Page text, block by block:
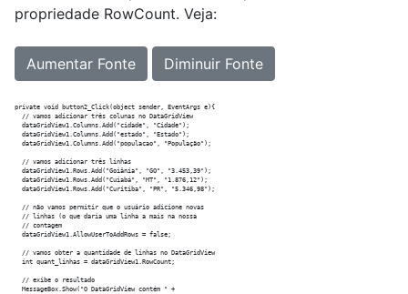
propriedade RowCount. Veja:
Aumentar Fonte Diminuir Fonte
private void button2_Click(object sender, EventArgs e){
  // vamos adicionar três colunas no DataGridView
  dataGridView1.Columns.Add("cidade", "Cidade");
  dataGridView1.Columns.Add("estado", "Estado");
  dataGridView1.Columns.Add("populacao", "População");
  // vamos adicionar três linhas
  dataGridView1.Rows.Add("Goiânia", "GO", "3.453,39");
  dataGridView1.Rows.Add("Cuiabá", "MT", "1.876,12");
  dataGridView1.Rows.Add("Curitiba", "PR", "5.346,98");
  // não vamos permitir que o usuário adicione novas
  // linhas (o que daria uma linha a mais na nossa
  // contagem
  dataGridView1.AllowUserToAddRows = false;
  // vamos obter a quantidade de linhas no DataGridView
  int quant_linhas = dataGridView1.RowCount;
  // exibe o resultado
  MessageBox.Show("O DataGridView contém " +